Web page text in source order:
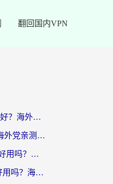
翻回国内VPN
雷神手游和sixfast哪个好？海外党亲测3款回国加速器，教你选对不踩坑
穿梭和快喵好用吗？海外党亲测：小众加速器对比+番茄加速器深度体验
云极和Unblock Youku好用吗？海外党亲测+2026回国加速器避坑指南
ChickCN和海外回国好用吗？海外党2026亲测：从手游到影音，选对加速器的3个关键